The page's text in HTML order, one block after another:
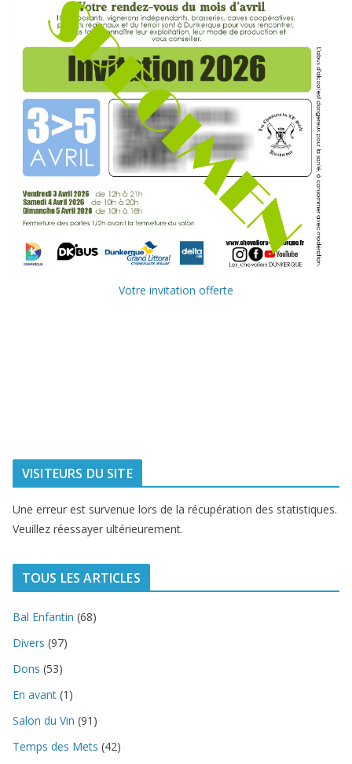
Votre invitation offerte
VISITEURS DU SITE
Une erreur est survenue lors de la récupération des statistiques.
Veuillez réessayer ultérieurement.
TOUS LES ARTICLES
Bal Enfantin (68)
Divers (97)
Dons (53)
En avant (1)
Salon du Vin (91)
Temps des Mets (42)